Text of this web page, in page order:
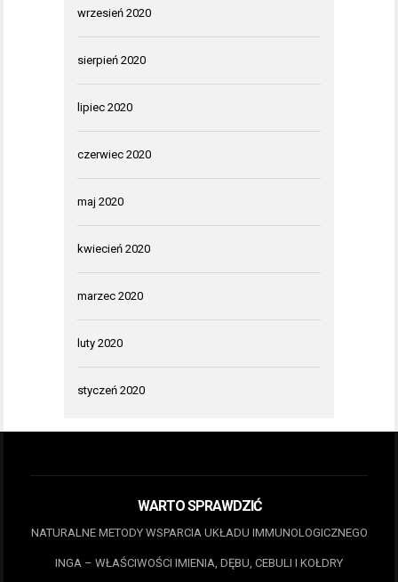
wrzesień 2020
sierpień 2020
lipiec 2020
czerwiec 2020
maj 2020
kwiecień 2020
marzec 2020
luty 2020
styczeń 2020
WARTO SPRAWDZIĆ
NATURALNE METODY WSPARCIA UKŁADU IMMUNOLOGICZNEGO
INGA – WŁAŚCIWOŚCI IMIENIA, DĘBU, CEBULI I KOŁDRY